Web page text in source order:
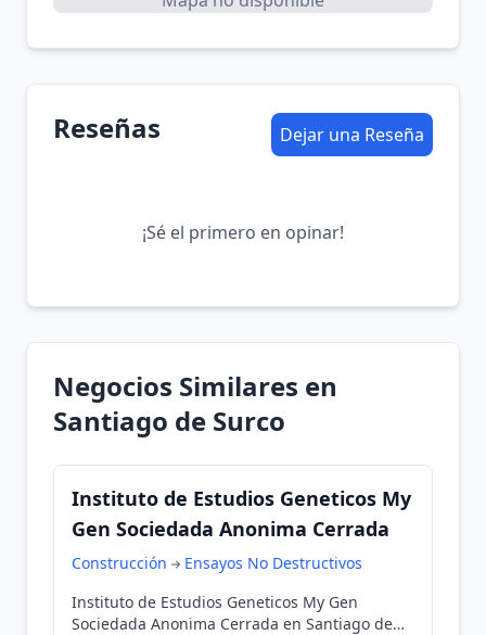
Reseñas Dejar una Reseña
¡Sé el primero en opinar!
Negocios Similares en
Santiago de Surco
Instituto de Estudios Geneticos My
Gen Sociedada Anonima Cerrada
Construcción
Ensayos No Destructivos
Instituto de Estudios Geneticos My Gen
Sociedada Anonima Cerrada en Santiago de